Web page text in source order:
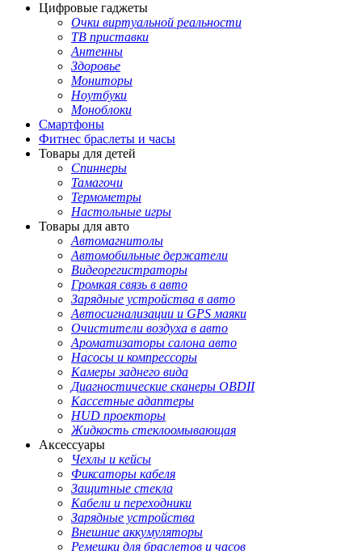
Цифровые гаджеты
Очки виртуальной реальности
ТВ приставки
Антенны
Здоровье
Мониторы
Ноутбуки
Моноблоки
Смартфоны
Фитнес браслеты и часы
Товары для детей
Спиннеры
Тамагочи
Термометры
Настольные игры
Товары для авто
Автомагнитолы
Автомобильные держатели
Видеорегистраторы
Громкая связь в авто
Зарядные устройства в авто
Автосигнализации и GPS маяки
Очистители воздуха в авто
Ароматизаторы салона авто
Насосы и компрессоры
Камеры заднего вида
Диагностические сканеры OBDII
Кассетные адаптеры
HUD проекторы
Жидкость стеклоомывающая
Аксессуары
Чехлы и кейсы
Фиксаторы кабеля
Защитные стекла
Кабели и переходники
Зарядные устройства
Внешние аккумуляторы
Ремешки для браслетов и часов